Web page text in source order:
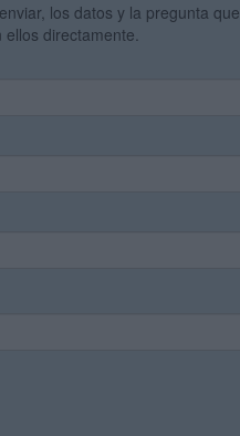
los datos y la pregunta que
directamente.